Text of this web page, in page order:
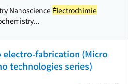
Nanoscience Électrochimie
electro-fabrication (Micro
technologies series)